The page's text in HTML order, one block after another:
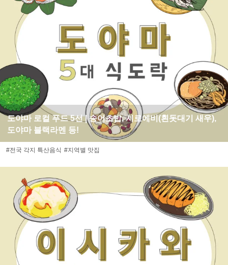
도야마 로컬 푸드 5선 | 송어초밥, 시로에비(흰돗대기 새우),
도야마 블랙라멘 등!
#전국 각지 특산음식 #지역별 맛집